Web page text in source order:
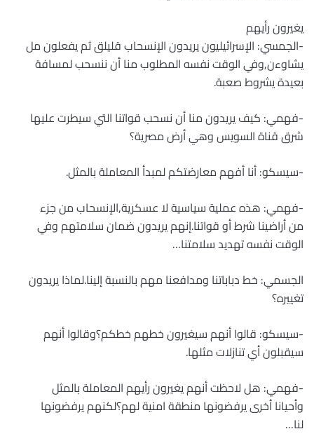
يغيرون رأيهم
-الجمسي: الإسرائيليون يريدون الإنسحاب قليلق ثم يفعلون مل
يشاوءن,وفي الوقت نفسه المطلوب منا أن ننسحب لمسافة
بعيدة يشروط صعبة.
-فهمي: كيف يريدون منا أن نسحب قواتنا التي سيطرت عليها
شرق قناة السويس وهي أرض مصرية؟
-سيسكو: أنا أفهم معارضتكم لمبدأ المعاملة بالمثل.
-فهمي: هذه عملية سياسية لا عسكرية,الإنسحاب من جزء
من أراضينا شرط أو قواتنا.إنهم يريدون ضمان سلامتهم وفي
الوقت نفسه تهديد سلامتنا…
الجسمي: خط دباباتنا ومدافعنا مهم بالنسبة إلينا.لماذا يريدون
تغييره؟
-سيسكو: قالوا أنهم سيغيرون خطهم خطكم؟وقالوا أنهم
سيقبلون أي تنازلات مثلها.
-فهمي: هل لاحظت أنهم يغيرون رأيهم المعاملة بالمثل
وأحيانا أخرى يرفضونها منطقة امنية لهم؟لكنهم يرفضونها
لنا…